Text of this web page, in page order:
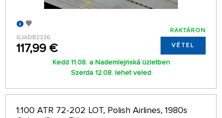
GJADB2336
117,99 €
RAKTÁRON
VÉTEL
Kedd 11.08. a Nademlejnská üzletben
Szerda 12.08. lehet veled
1:100 ATR 72-202 LOT, Polish Airlines, 1980s